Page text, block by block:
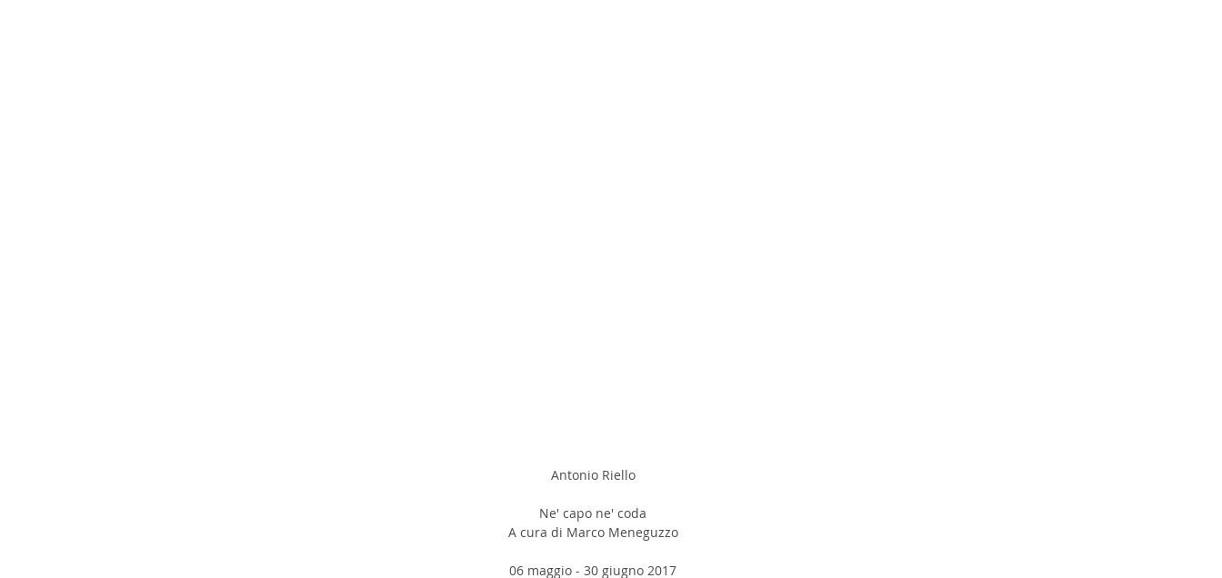
Antonio Riello
Ne' capo ne' coda
A cura di Marco Meneguzzo
06 maggio - 30 giugno 2017